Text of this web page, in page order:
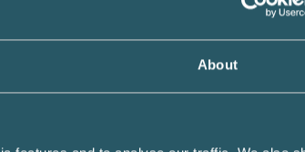
About
Martin
konceptet med att vi
Årets tillväxtföretag